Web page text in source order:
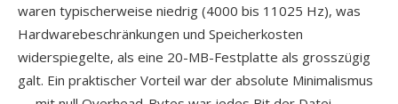
waren typischerweise niedrig (4000 bis 11025 Hz), was
Hardwarebeschränkungen und Speicherkosten
widerspiegelte, als eine 20-MB-Festplatte als grosszügig
galt. Ein praktischer Vorteil war der absolute Minimalismus